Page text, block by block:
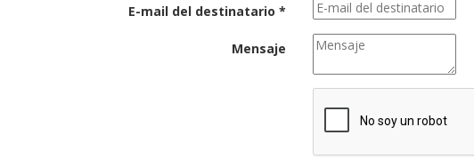
E-mail del destinatario *
Mensaje